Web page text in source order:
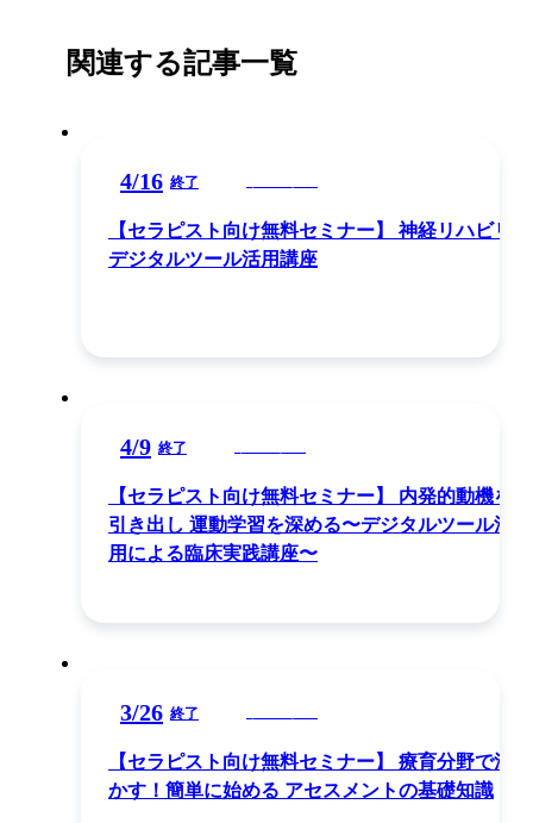
関連する記事一覧
4/16 終了
【セラピスト向け無料セミナー】 神経リハビリ×
デジタルツール活用講座
4/9 終了
【セラピスト向け無料セミナー】 内発的動機を
引き出し 運動学習を深める〜デジタルツール活
用による臨床実践講座〜
3/26 終了
【セラピスト向け無料セミナー】 療育分野で活
かす！簡単に始める アセスメントの基礎知識